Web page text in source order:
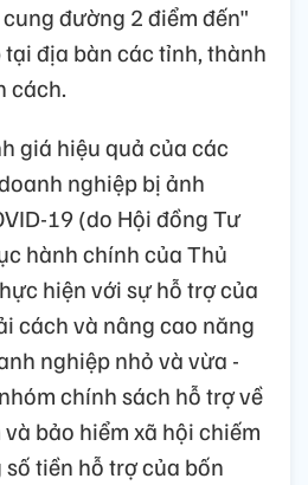
đường 2 điểm đến"
địa bàn các tỉnh, thành
cách.
giá hiệu quả của các
nghiệp bị ảnh
19 (do Hội đồng Tư
hành chính của Thủ
hiện với sự hỗ trợ của
cách và nâng cao năng
nghiệp nhỏ và vừa -
chính sách hỗ trợ về
bảo hiểm xã hội chiếm
tiền hỗ trợ của bốn